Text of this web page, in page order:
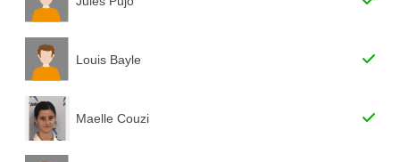
Louis Bayle
Maelle Couzi